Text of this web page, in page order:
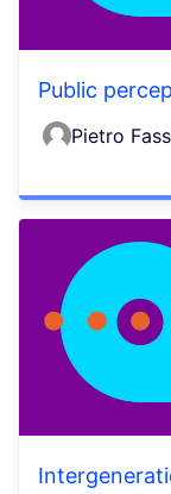
Public
Pietro